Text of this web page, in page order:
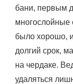
бани, первым
было хорошо,
долгий срок,
на чердаке.
удаляться